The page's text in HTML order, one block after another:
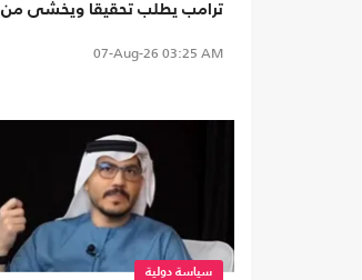
ترامب يطلب تحقيقا ويخشى من
07-Aug-26 03:25 AM
سياسة دولية